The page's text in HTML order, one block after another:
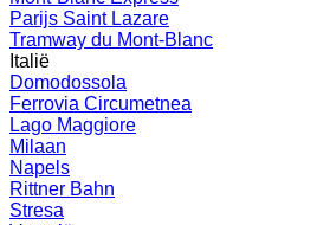
Parijs Saint Lazare
Tramway du Mont-Blanc
Italië
Domodossola
Ferrovia Circumetnea
Lago Maggiore
Milaan
Napels
Rittner Bahn
Stresa